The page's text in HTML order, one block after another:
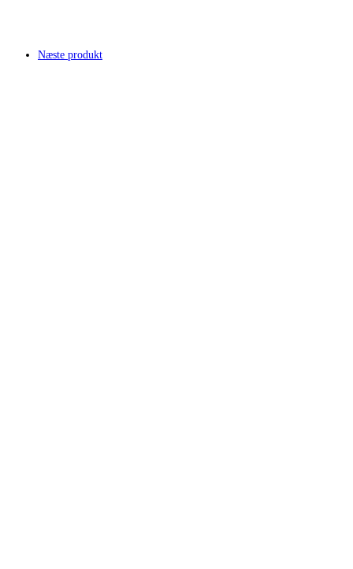
Næste produkt